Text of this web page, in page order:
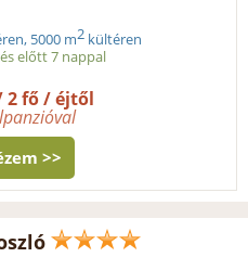
5000 m2 kültéren
előtt 7 nappal
2 fő / éjtől
>>